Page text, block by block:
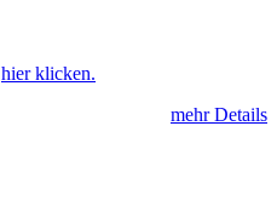
hier klicken.
mehr Details